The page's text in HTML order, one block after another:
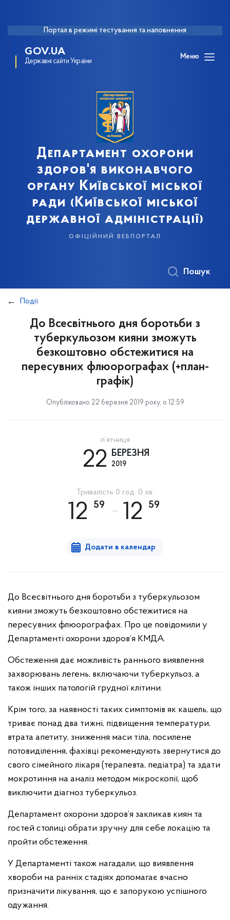
Портал в режимі тестування та наповнення
GOV.UA
Державні сайти України
Меню
Департамент охорони
здоров'я виконавчого
органу Київської міської
ради (Київської міської
державної адміністрації)
офіційний вебпортал
Пошук
Події
До Всесвітнього дня боротьби з
туберкульозом кияни зможуть
безкоштовно обстежитися на
пересувних флюорографах (+план-
графік)
Опубліковано 22 березня 2019 року, о 12:59
п’ятниця
22 БЕРЕЗНЯ
2019
Тривалість 0 год. 0 хв.
12 59 12 59
Додати в календар
До Всесвітнього дня боротьби з туберкульозом
кияни зможуть безкоштовно обстежитися на
пересувних флюорографах. Про це повідомили у
Департаменті охорони здоров’я КМДА.
Обстеження дає можливість раннього виявлення
захворювань легень, включаючи туберкульоз, а
також інших патологій грудної клітини.
Крім того, за наявності таких симптомів як кашель, що
триває понад два тижні, підвищення температури,
втрата апетиту, зниження маси тіла, посилене
потовиділення, фахівці рекомендують звернутися до
свого сімейного лікаря (терапевта, педіатра) та здати
мокротиння на аналіз методом мікроскопії, щоб
виключити діагноз туберкульоз.
Департамент охорони здоров’я закликав киян та
гостей столиці обрати зручну для себе локацію та
пройти обстеження.
У Департаменті також нагадали, що виявлення
хвороби на ранніх стадіях допомагає вчасно
призначити лікування, що є запорукою успішного
одужання.